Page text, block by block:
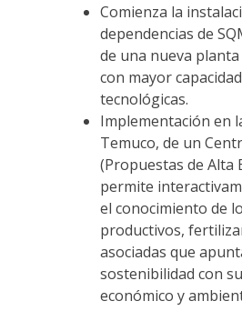
Comienza la
dependencias de
de una nueva
con mayor
tecnológicas.
Implementación en
Temuco, de un
(Propuestas de Alta
permite
el conocimiento de
productivos,
asociadas que
sostenibilidad con
económico y